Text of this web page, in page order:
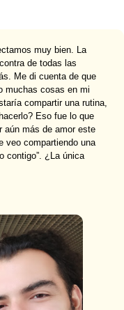
muy bien. La
de todas las
Me di cuenta de que
muchas cosas en mi
compartir una rutina,
Eso fue lo que
aún más de amor este
veo compartiendo una
contigo”. ¿La única